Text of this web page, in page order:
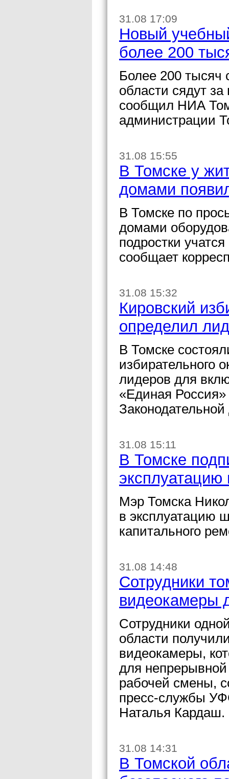
31.08 17:09
Новый
более 200
Более 200 тысяч
области сядут
сообщил НИА
администрации
31.08 15:55
В Томске у
домами
В Томске по
домами
подростки
сообщает
31.08 15:32
Кировский
определил
В Томске
избирательного
лидеров для
«Единая
31.08 15:11
В Томске
Мэр Томска
в эксплуатацию
капитального
31.08 14:48
Сотрудники
видеокамеры
Сотрудники
области
видеокамеры,
для
рабочей смены,
пресс-службы
Наталья Кардаш.
31.08 14:31
В Томской